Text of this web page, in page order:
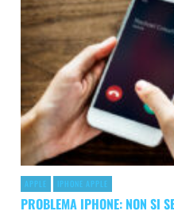
APPLE IPHONE APPLE
PROBLEMA IPHONE: NON SI